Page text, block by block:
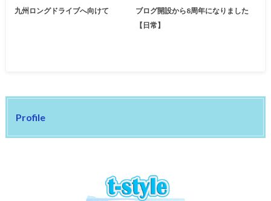
九州ロングドライブへ向けて
ブログ開設から8周年になりました
【日常】
Profile